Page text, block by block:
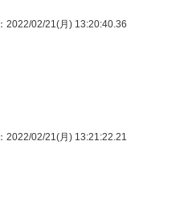
：2022/02/21(月) 13:20:40.36
：2022/02/21(月) 13:21:22.21